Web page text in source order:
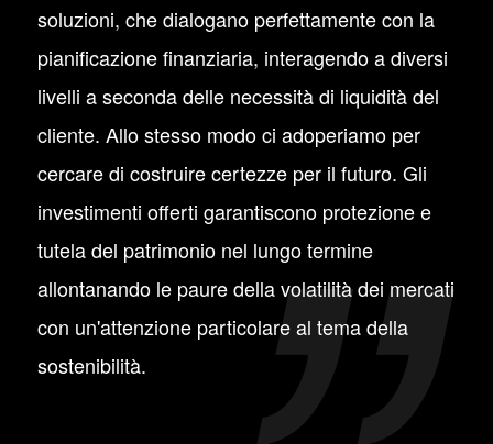
soluzioni, che dialogano perfettamente con la
pianificazione finanziaria, interagendo a diversi
livelli a seconda delle necessità di liquidità del
cliente. Allo stesso modo ci adoperiamo per
cercare di costruire certezze per il futuro. Gli
investimenti offerti garantiscono protezione e
tutela del patrimonio nel lungo termine
allontanando le paure della volatilità dei mercati
con un'attenzione particolare al tema della
sostenibilità.